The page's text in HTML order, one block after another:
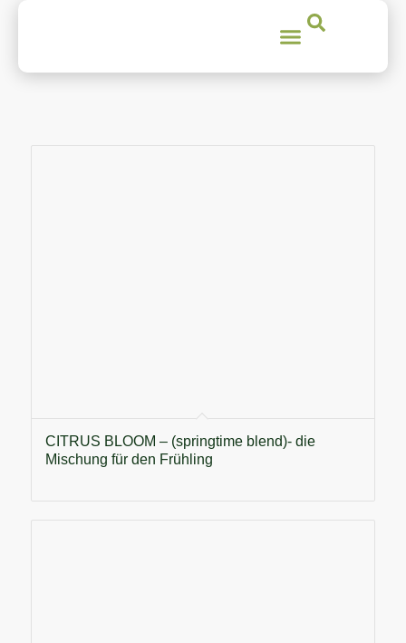
CITRUS BLOOM – (springtime blend)- die
Mischung für den Frühling